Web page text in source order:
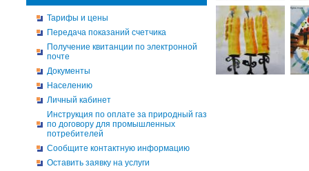
Тарифы и цены
Передача показаний счетчика
Получение квитанции по электронной
почте
Документы
Населению
Личный кабинет
Инструкция по оплате за природный газ
по договору для промышленных
потребителей
Сообщите контактную информацию
Оставить заявку на услуги